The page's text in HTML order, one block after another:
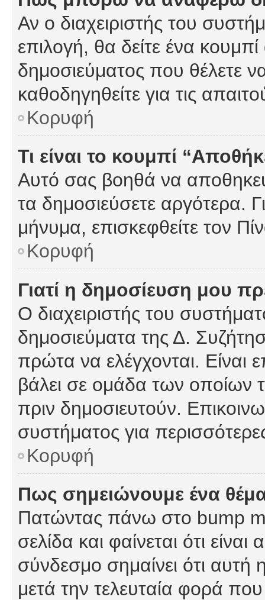
Αν ο διαχειριστής του
επιλογή, θα δείτε ένα
δημοσιεύματος που θέλετε
καθοδηγηθείτε για τις
Κορυφή
Τι είναι το κουμπί
Αυτό σας βοηθά να
τα δημοσιεύσετε αργότερα.
μήνυμα, επισκεφθείτε τον
Κορυφή
Γιατί η δημοσίευση μου
Ο διαχειριστής του
δημοσιεύματα της Δ.
πρώτα να ελέγχονται. Είναι
βάλει σε ομάδα των οποίων
πριν δημοσιευτούν.
συστήματος για
Κορυφή
Πως σημειώνουμε ένα
Πατώντας πάνω στο bump
σελίδα και φαίνεται ότι
σύνδεσμο σημαίνει ότι αυτή
μετά την τελευταία φορά που